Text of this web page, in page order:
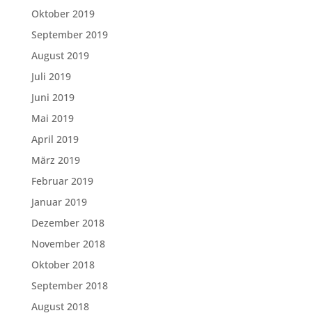
Oktober 2019
September 2019
August 2019
Juli 2019
Juni 2019
Mai 2019
April 2019
März 2019
Februar 2019
Januar 2019
Dezember 2018
November 2018
Oktober 2018
September 2018
August 2018